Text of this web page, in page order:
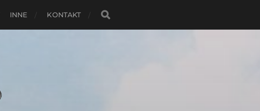
INNE KONTAKT